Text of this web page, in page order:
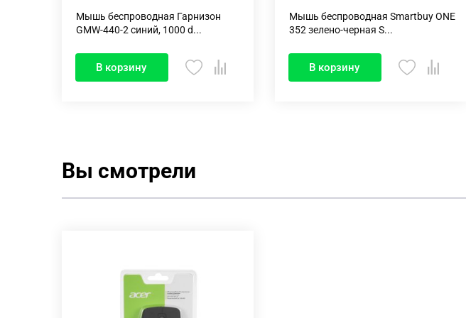
Мышь беспроводная Гарнизон
GMW-440-2 синий, 1000 d...
В корзину
Мышь беспроводная Smartbuy ONE
352 зелено-черная S...
В корзину
Вы смотрели